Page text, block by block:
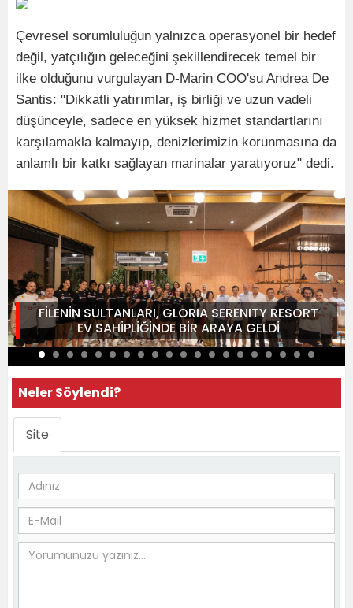
Çevresel sorumluluğun yalnızca operasyonel bir hedef
değil, yatçılığın geleceğini şekillendirecek temel bir
ilke olduğunu vurgulayan D-Marin COO'su Andrea De
Santis: "Dikkatli yatırımlar, iş birliği ve uzun vadeli
düşünceyle, sadece en yüksek hizmet standartlarını
karşılamakla kalmayıp, denizlerimizin korunmasına da
anlamlı bir katkı sağlayan marinalar yaratıyoruz" dedi.
FİLENİN SULTANLARI, GLORIA SERENITY RESORT
EV SAHİPLİĞİNDE BİR ARAYA GELDİ
Neler Söylendi?
Site